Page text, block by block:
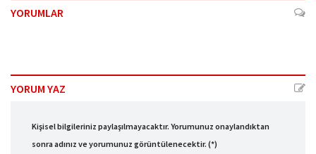
YORUMLAR
YORUM YAZ
Kişisel bilgileriniz paylaşılmayacaktır. Yorumunuz onaylandıktan
sonra adınız ve yorumunuz görüntülenecektir. (*)